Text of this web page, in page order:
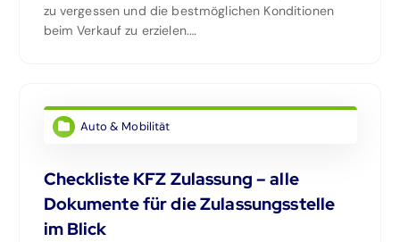
zu vergessen und die bestmöglichen Konditionen
beim Verkauf zu erzielen.…
Auto & Mobilität
Checkliste KFZ Zulassung – alle
Dokumente für die Zulassungsstelle
im Blick